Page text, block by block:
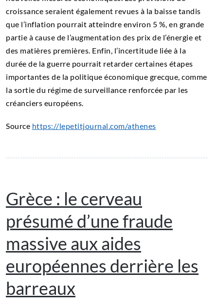
croissance seraient également revues à la baisse tandis
que l’inflation pourrait atteindre environ 5 %, en grande
partie à cause de l’augmentation des prix de l’énergie et
des matières premières. Enfin, l’incertitude liée à la
durée de la guerre pourrait retarder certaines étapes
importantes de la politique économique grecque, comme
la sortie du régime de surveillance renforcée par les
créanciers européens.
Source https://lepetitjournal.com/athenes
Grèce : le cerveau
présumé d’une fraude
massive aux aides
européennes derrière les
barreaux